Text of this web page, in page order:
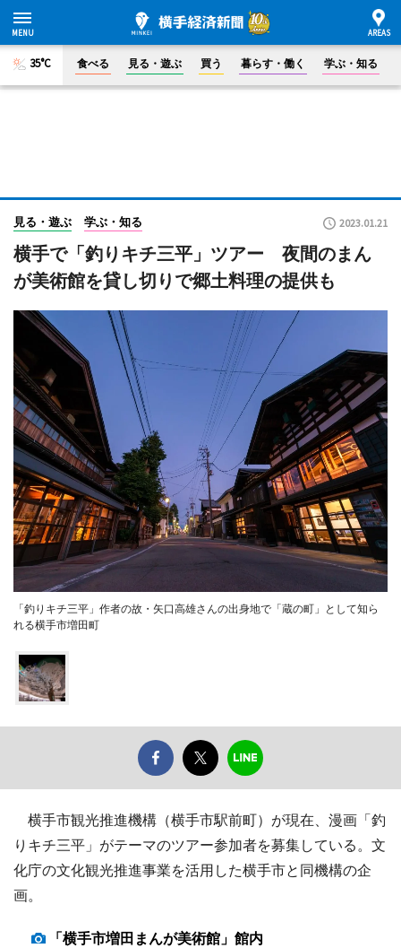
35°C 食べる 見る・遊ぶ 買う 暮らす・働く 学ぶ・知る
見る・遊ぶ 学ぶ・知る 2023.01.21
横手で「釣りキチ三平」ツアー 夜間のまん
が美術館を貸し切りで郷土料理の提供も
「釣りキチ三平」作者の故・矢口高雄さんの出身地で「蔵の町」として知ら
れる横手市増田町
横手市観光推進機構（横手市駅前町）が現在、漫画「釣
りキチ三平」がテーマのツアー参加者を募集している。文
化庁の文化観光推進事業を活用した横手市と同機構の企
画。
「横手市増田まんが美術館」館内